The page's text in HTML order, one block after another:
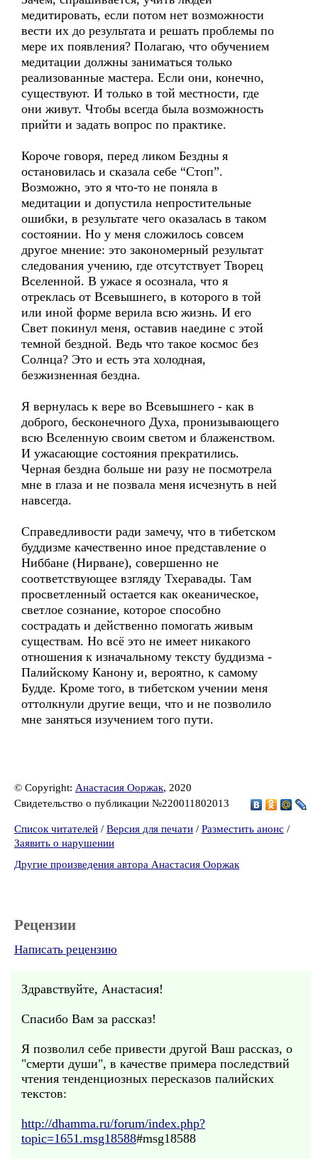
медитировать, если потом нет возможности
вести их до результата и решать проблемы по
мере их появления? Полагаю, что обучением
медитации должны заниматься только
реализованные мастера. Если они, конечно,
существуют. И только в той местности, где
они живут. Чтобы всегда была возможность
прийти и задать вопрос по практике.
Короче говоря, перед ликом Бездны я
остановилась и сказала себе “Стоп”.
Возможно, это я что-то не поняла в
медитации и допустила непростительные
ошибки, в результате чего оказалась в таком
состоянии. Но у меня сложилось совсем
другое мнение: это закономерный результат
следования учению, где отсутствует Творец
Вселенной. В ужасе я осознала, что я
отреклась от Всевышнего, в которого в той
или иной форме верила всю жизнь. И его
Свет покинул меня, оставив наедине с этой
темной бездной. Ведь что такое космос без
Солнца? Это и есть эта холодная,
безжизненная бездна.
Я вернулась к вере во Всевышнего - как в
доброго, бесконечного Духа, пронизывающего
всю Вселенную своим светом и блаженством.
И ужасающие состояния прекратились.
Черная бездна больше ни разу не посмотрела
мне в глаза и не позвала меня исчезнуть в ней
навсегда.
Справедливости ради замечу, что в тибетском
буддизме качественно иное представление о
Ниббане (Нирване), совершенно не
соответствующее взгляду Тхеравады. Там
просветленный остается как океаническое,
светлое сознание, которое способно
сострадать и действенно помогать живым
существам. Но всё это не имеет никакого
отношения к изначальному тексту буддизма -
Палийскому Канону и, вероятно, к самому
Будде. Кроме того, в тибетском учении меня
оттолкнули другие вещи, что и не позволило
мне заняться изучением того пути.
© Copyright: Анастасия Ооржак, 2020
Свидетельство о публикации №220011802013
Список читателей / Версия для печати / Разместить анонс /
Заявить о нарушении
Другие произведения автора Анастасия Ооржак
Рецензии
Написать рецензию
Здравствуйте, Анастасия!
Спасибо Вам за рассказ!
Я позволил себе привести другой Ваш рассказ, о
"смерти души", в качестве примера последствий
чтения тенденциозных пересказов палийских
текстов:
http://dhamma.ru/forum/index.php?
topic=1651.msg18588#msg18588